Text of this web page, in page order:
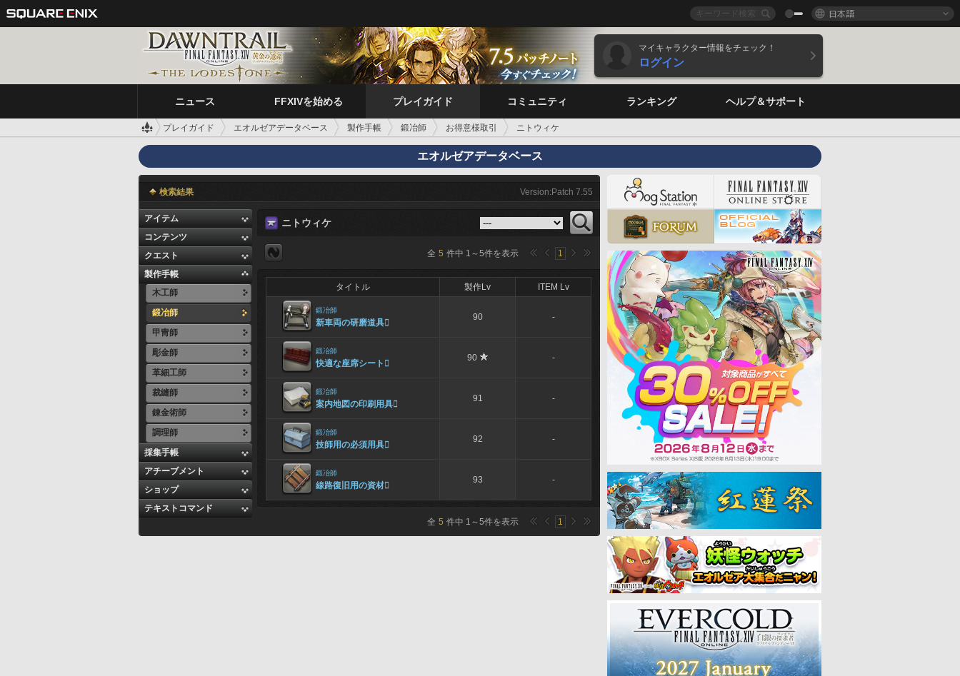
日本語
マイキャラクター情報をチェック！
ログイン
ニュース FFXIVを始める プレイガイド コミュニティ ランキング ヘルプ＆サポート
プレイガイド エオルゼアデータベース 製作手帳 鍛冶師 お得意様取引 ニトウィケ
エオルゼアデータベース
検索結果 Version:Patch 7.55
アイテム
コンテンツ
クエスト
製作手帳
木工師
鍛冶師
甲冑師
彫金師
革細工師
裁縫師
錬金術師
調理師
採集手帳
アチーブメント
ショップ
テキストコマンド
ニトウィケ
全 5 件中 1 ～5件を表示 1
タイトル 製作Lv ITEM Lv
鍛冶師
新車両の研磨道具
90 -
鍛冶師
快適な座席シート 
90 -
鍛冶師
案内地図の印刷用具
91 -
鍛冶師
技師用の必須用具
92 -
鍛冶師
線路復旧用の資材
93 -
全 5 件中 1 ～5件を表示 1